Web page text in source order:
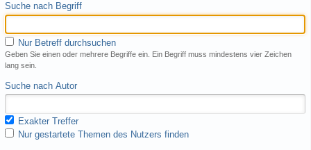
Suche nach Begriff
Nur Betreff durchsuchen
Geben Sie einen oder mehrere Begriffe ein. Ein Begriff muss mindestens vier Zeichen
lang sein.
Suche nach Autor
Exakter Treffer
Nur gestartete Themen des Nutzers finden